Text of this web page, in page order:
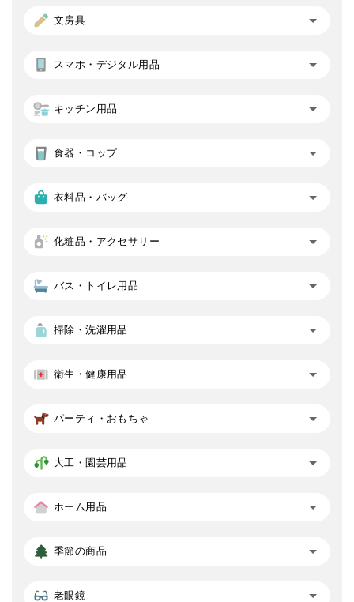
文房具
スマホ・デジタル用品
キッチン用品
食器・コップ
衣料品・バッグ
化粧品・アクセサリー
バス・トイレ用品
掃除・洗濯用品
衛生・健康用品
パーティ・おもちゃ
大工・園芸用品
ホーム用品
季節の商品
老眼鏡